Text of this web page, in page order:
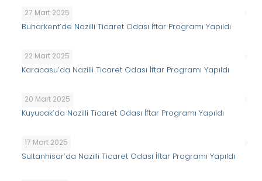
27 Mart 2025
Buharkent’de Nazilli Ticaret Odası İftar Programı Yapıldı
22 Mart 2025
Karacasu’da Nazilli Ticaret Odası İftar Programı Yapıldı
20 Mart 2025
Kuyucak’da Nazilli Ticaret Odası İftar Programı Yapıldı
17 Mart 2025
Sultanhisar’da Nazilli Ticaret Odası İftar Programı Yapıldı